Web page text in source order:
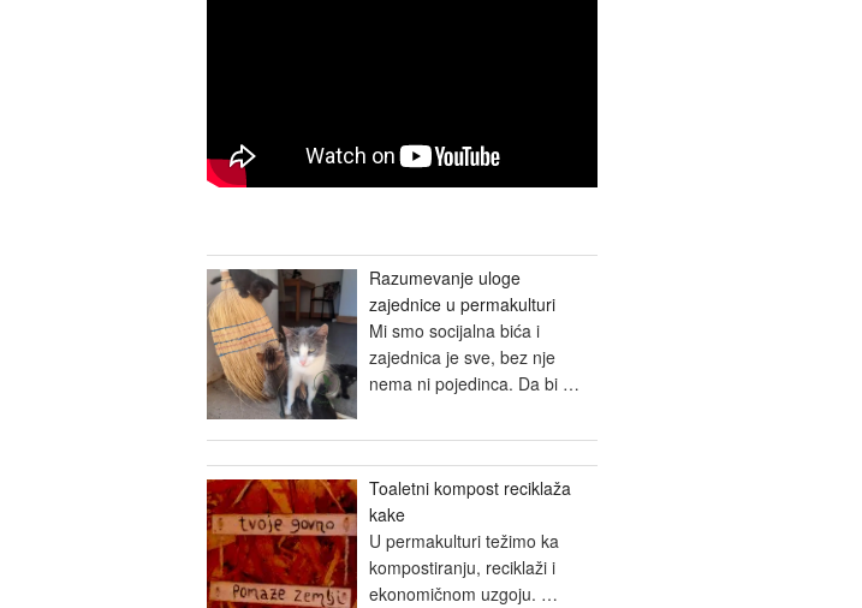
Razumevanje uloge
zajednice u permakulturi
Mi smo socijalna bića i
zajednica je sve, bez nje
nema ni pojedinca. Da bi …
Toaletni kompost reciklaža
kake
U permakulturi težimo ka
kompostiranju, reciklaži i
ekonomičnom uzgoju. …